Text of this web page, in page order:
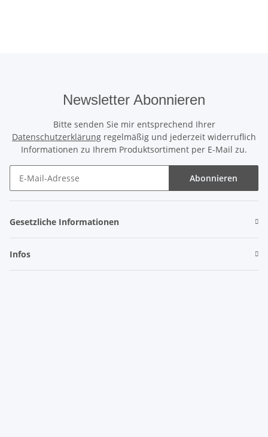
Newsletter Abonnieren
Bitte senden Sie mir entsprechend Ihrer
Datenschutzerklärung regelmäßig und jederzeit widerruflich
Informationen zu Ihrem Produktsortiment per E-Mail zu.
Abonnieren
Gesetzliche Informationen
Infos